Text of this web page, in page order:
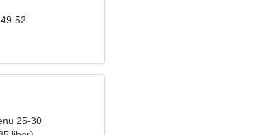
52
25-30